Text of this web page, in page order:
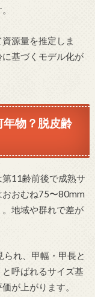
源量を推定しま
基づくモデル化が
物？脱皮齢
11齢前後で成熟サ
おおむね75〜80mm
地域や群れで差が
れ、甲幅・甲長と
呼ばれるサイズ基
が上がります。